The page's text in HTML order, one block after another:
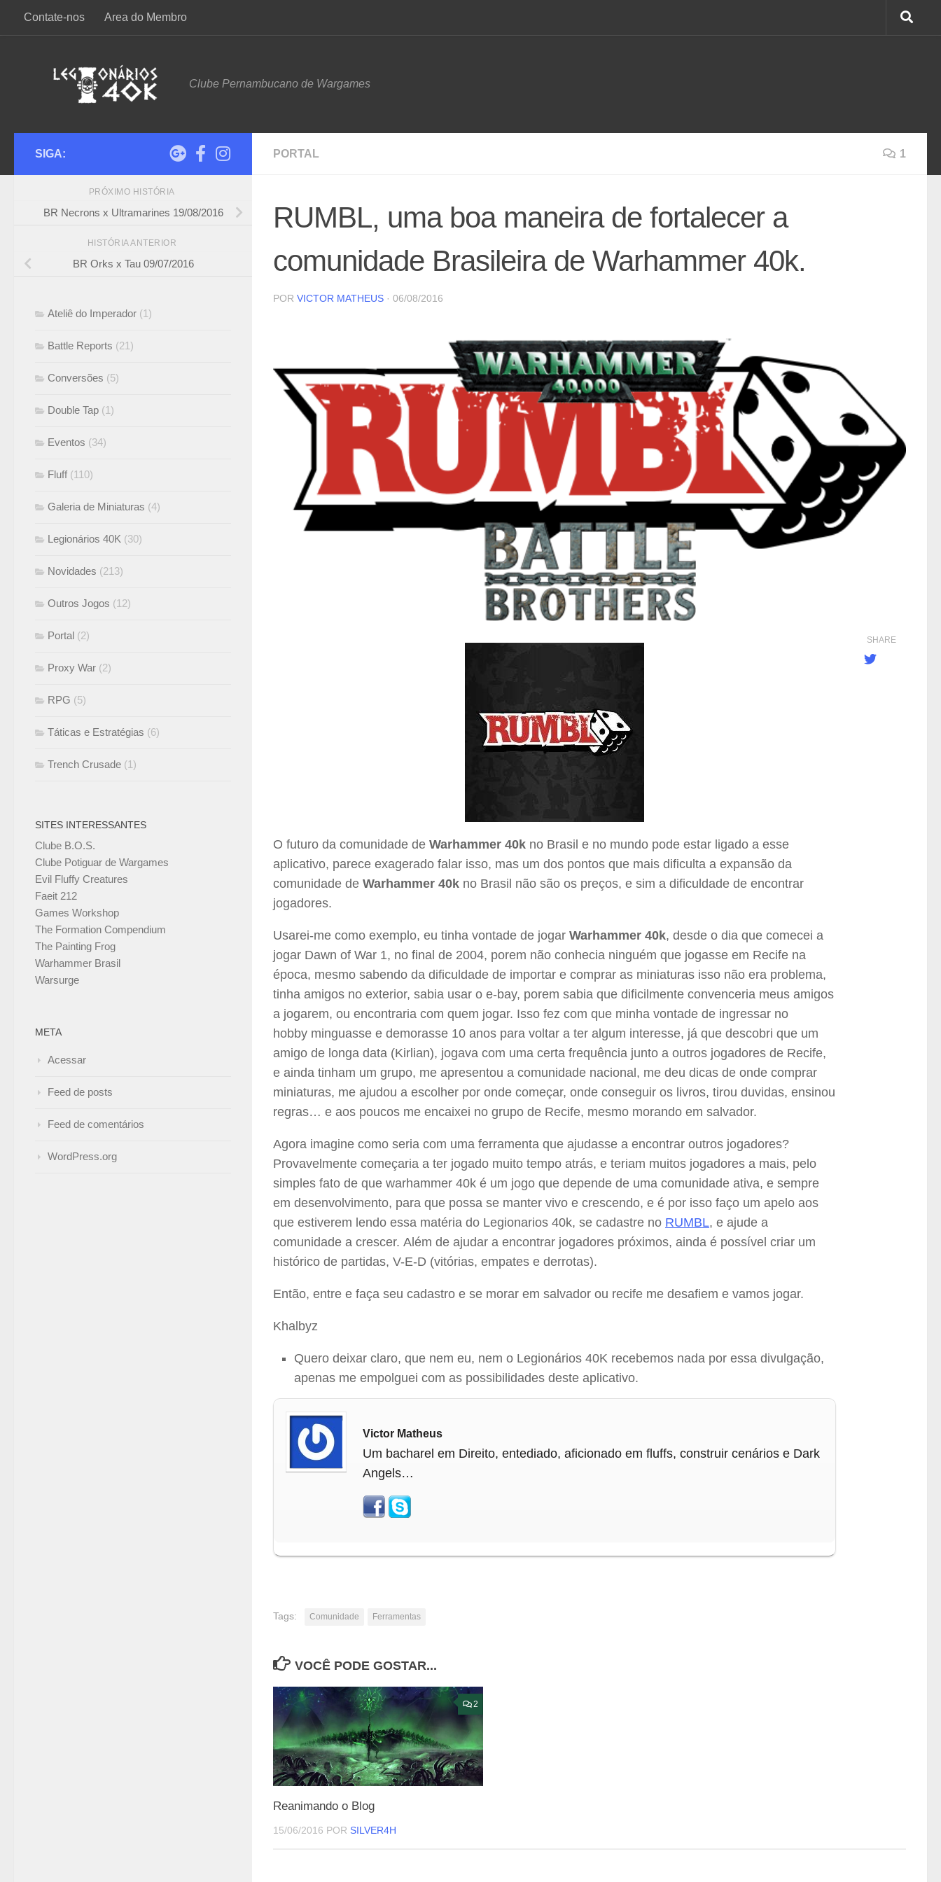
Skip to content
Contate-nos Area do Membro
Clube Pernambucano de Wargames
PORTAL 1
RUMBL, uma boa maneira de fortalecer a
comunidade Brasileira de Warhammer 40k.
POR VICTOR MATHEUS · 06/08/2016
O futuro da comunidade de Warhammer 40k no Brasil e no mundo pode estar ligado a esse
aplicativo, parece exagerado falar isso, mas um dos pontos que mais dificulta a expansão da
comunidade de Warhammer 40k no Brasil não são os preços, e sim a dificuldade de encontrar
jogadores.
Usarei-me como exemplo, eu tinha vontade de jogar Warhammer 40k, desde o dia que comecei a
jogar Dawn of War 1, no final de 2004, porem não conhecia ninguém que jogasse em Recife na
época, mesmo sabendo da dificuldade de importar e comprar as miniaturas isso não era problema,
tinha amigos no exterior, sabia usar o e-bay, porem sabia que dificilmente convenceria meus amigos
a jogarem, ou encontraria com quem jogar. Isso fez com que minha vontade de ingressar no
hobby minguasse e demorasse 10 anos para voltar a ter algum interesse, já que descobri que um
amigo de longa data (Kirlian), jogava com uma certa frequência junto a outros jogadores de Recife,
e ainda tinham um grupo, me apresentou a comunidade nacional, me deu dicas de onde comprar
miniaturas, me ajudou a escolher por onde começar, onde conseguir os livros, tirou duvidas, ensinou
regras… e aos poucos me encaixei no grupo de Recife, mesmo morando em salvador.
Agora imagine como seria com uma ferramenta que ajudasse a encontrar outros jogadores?
Provavelmente começaria a ter jogado muito tempo atrás, e teriam muitos jogadores a mais, pelo
simples fato de que warhammer 40k é um jogo que depende de uma comunidade ativa, e sempre
em desenvolvimento, para que possa se manter vivo e crescendo, e é por isso faço um apelo aos
que estiverem lendo essa matéria do Legionarios 40k, se cadastre no RUMBL, e ajude a
comunidade a crescer. Além de ajudar a encontrar jogadores próximos, ainda é possível criar um
histórico de partidas, V-E-D (vitórias, empates e derrotas).
Então, entre e faça seu cadastro e se morar em salvador ou recife me desafiem e vamos jogar.
Khalbyz
Quero deixar claro, que nem eu, nem o Legionários 40K recebemos nada por essa divulgação,
apenas me empolguei com as possibilidades deste aplicativo.
Victor Matheus
Um bacharel em Direito, entediado, aficionado em fluffs, construir cenários e Dark
Angels…
SHARE
Tags: Comunidade Ferramentas
VOCÊ PODE GOSTAR...
2
Reanimando o Blog
15/06/2016 POR SILVER4H
SIGA:
PRÓXIMO HISTÓRIA
BR Necrons x Ultramarines 19/08/2016
HISTÓRIA ANTERIOR
BR Orks x Tau 09/07/2016
Ateliê do Imperador (1)
Battle Reports (21)
Conversões (5)
Double Tap (1)
Eventos (34)
Fluff (110)
Galeria de Miniaturas (4)
Legionários 40K (30)
Novidades (213)
Outros Jogos (12)
Portal (2)
Proxy War (2)
RPG (5)
Táticas e Estratégias (6)
Trench Crusade (1)
SITES INTERESSANTES
Clube B.O.S.
Clube Potiguar de Wargames
Evil Fluffy Creatures
Faeit 212
Games Workshop
The Formation Compendium
The Painting Frog
Warhammer Brasil
Warsurge
META
Acessar
Feed de posts
Feed de comentários
WordPress.org